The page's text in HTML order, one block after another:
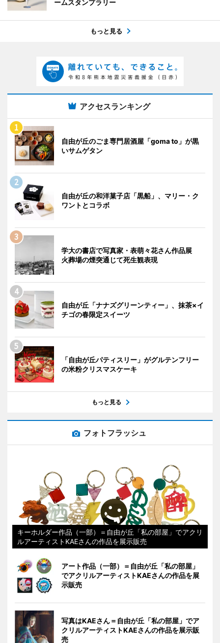
ームスタンプラリー
もっと見る
アクセスランキング
自由が丘のごま専門居酒屋「goma to」が黒
いサムゲタン
自由が丘の和洋菓子店「黒船」、マリー・ク
ワントとコラボ
学大の書店で写真家・表萌々花さん作品展
火葬場の煙突通じて死生観表現
自由が丘「ナナズグリーンティー」、抹茶×イ
チゴの春限定スイーツ
「自由が丘パティスリー」がグルテンフリー
の米粉クリスマスケーキ
もっと見る
フォトフラッシュ
キーホルダー作品（一部）＝自由が丘「私の部屋」でアクリ
ルアーティストKAEさんの作品を展示販売
アート作品（一部）＝自由が丘「私の部屋」
でアクリルアーティストKAEさんの作品を展
示販売
写真はKAEさん＝自由が丘「私の部屋」でア
クリルアーティストKAEさんの作品を展示販
売